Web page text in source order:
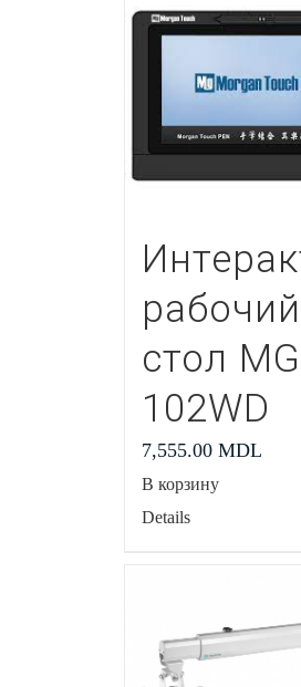
рабочий
стол
102WD
7,555.00 MDL
В корзину
Details